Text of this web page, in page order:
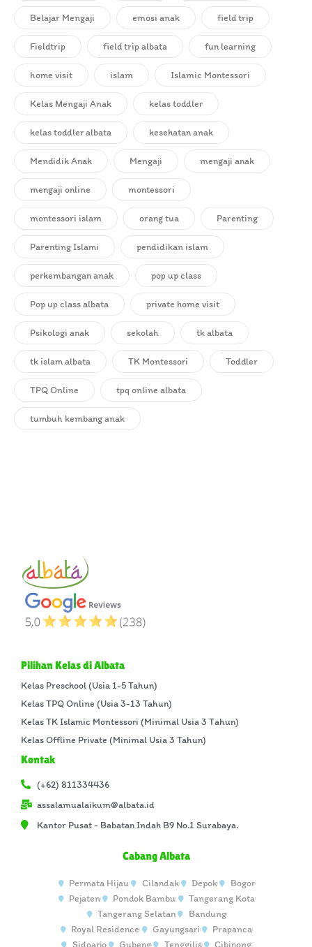
Belajar Mengaji emosi anak field trip
Fieldtrip field trip albata fun learning
home visit islam Islamic Montessori
Kelas Mengaji Anak kelas toddler
kelas toddler albata kesehatan anak
Mendidik Anak Mengaji mengaji anak
mengaji online montessori
montessori islam orang tua Parenting
Parenting Islami pendidikan islam
perkembangan anak pop up class
Pop up class albata private home visit
Psikologi anak sekolah tk albata
tk islam albata TK Montessori Toddler
TPQ Online tpq online albata
tumbuh kembang anak
Pilihan Kelas di Albata
Kelas Preschool (Usia 1-5 Tahun)
Kelas TPQ Online (Usia 3-13 Tahun)
Kelas TK Islamic Montessori (Minimal Usia 3 Tahun)
Kelas Offline Private (Minimal Usia 3 Tahun)
Kontak
(+62) 811334436
assalamualaikum@albata.id
Kantor Pusat - Babatan Indah B9 No.1 Surabaya.
Cabang Albata
Permata Hijau Cilandak Depok
Bogor
Pejaten
Pondok Bambu
Tangerang Kota
Tangerang Selatan
Bandung
Royal Residence
Gayungsari
Prapanca